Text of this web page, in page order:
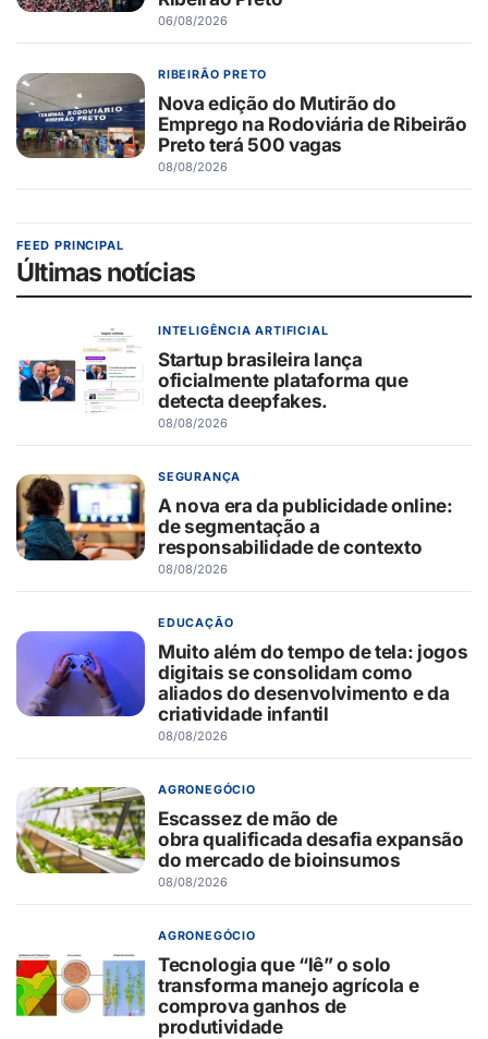
06/08/2026
RIBEIRÃO PRETO
Nova edição do Mutirão do
Emprego na Rodoviária de Ribeirão
Preto terá 500 vagas
08/08/2026
FEED PRINCIPAL
Últimas notícias
INTELIGÊNCIA ARTIFICIAL
Startup brasileira lança
oficialmente plataforma que
detecta deepfakes.
08/08/2026
SEGURANÇA
A nova era da publicidade online:
de segmentação a
responsabilidade de contexto
08/08/2026
EDUCAÇÃO
Muito além do tempo de tela: jogos
digitais se consolidam como
aliados do desenvolvimento e da
criatividade infantil
08/08/2026
AGRONEGÓCIO
Escassez de mão de
obra qualificada desafia expansão
do mercado de bioinsumos
08/08/2026
AGRONEGÓCIO
Tecnologia que “lê” o solo
transforma manejo agrícola e
comprova ganhos de
produtividade